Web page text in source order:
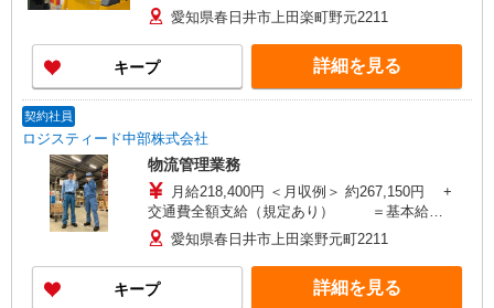
218,400円+時間外（48,750円※時間外30時間の場
合）
愛知県春日井市上田楽町野元2211
キープ 詳細を見る
契約社員
ロジスティード中部株式会社
物流管理業務
月給218,400円 ＜月収例＞ 約267,150円 +
交通費全額支給（規定あり） ＝基本給
218,400円+時間外（48,750円※時間外30時間の場
合）
愛知県春日井市上田楽野元町2211
キープ 詳細を見る